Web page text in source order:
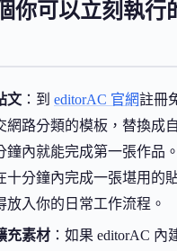
你可以立刻執行
文 ：到 editorAC 官網註冊
網路分類的模板，替換成
鐘內就能完成第一張作品
十分鐘內完成一張堪用的
放入你的日常工作流程。
充素材 ：如果 editorAC 內